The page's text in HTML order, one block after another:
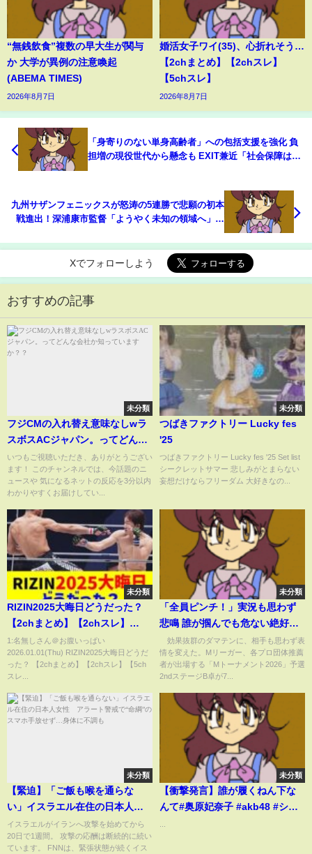
“無銭飲食”複数の早大生が関与
か 大学が異例の注意喚起
(ABEMA TIMES)
2026年8月7日
婚活女子ワイ(35)、心折れそう…
【2chまとめ】【2chスレ】
【5chスレ】
2026年8月7日
「身寄りのない単身高齢者」への包括支援を強化 負
担増の現役世代から懸念も EXIT兼近「社会保障は将
九州サザンフェニックスが怒涛の5連勝で悲願の初本
戦進出！深浦康市監督「ようやく未知の領域へ」と
Xでフォローしよう
おすすめの記事
未分類
フジCMの入れ替え意味なしwラ
スボスACジャパン。ってどんな
会社か知っていますか？？
いつもご視聴いただき、ありがとうござい
ます！ このチャンネルでは、今話題のニ
ュースや 気になるネットの反応を3分以内
わかりやすくお届けしてい...
未分類
つばきファクトリー Lucky fes
'25
つばきファクトリー Lucky fes '25 Set list
シークレットサマー 悲しみがとまらない
妄想だけならフリーダム 大好きなの...
未分類
RIZIN2025大晦日どうだった？
【2chまとめ】【2chスレ】
【5chスレ】
1:名無しさん＠お腹いっぱい
2026.01.01(Thu) RIZIN2025大晦日どうだ
った？ 【2chまとめ】【2chスレ】【5ch
スレ...
未分類
「全員ピンチ！」実況も思わず
悲鳴 誰が掴んでも危ない絶好テ
ンパイ、闇討ち満貫が即決着
「これはやべえってｗ」/麻雀・
Mトーナメント(ABEMA TIMES)
効果抜群のダマテンに、相手も思わず表
情を変えた。Mリーガー、各プロ団体推薦
者が出場する「Mトーナメント2026」予選
2ndステージB卓が7...
未分類
【緊迫】「ご飯も喉を通らな
い」イスラエル在住の日本人女
性 アラート警戒で“命綱”のス
マホ手放せず…身体に不調も
イスラエルがイランへ攻撃を始めてから
20日で1週間。 攻撃の応酬は断続的に続い
ています。 FNNは、緊張状態が続くイス
未分類
【衝撃発言】誰が履くねん下な
んて#奥原妃奈子 #akb48 #シス